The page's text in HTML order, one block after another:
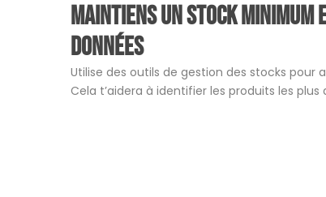
Maintiens un stock
données
Utilise des outils de gestion des stocks pour
Cela t’aidera à identifier les produits les